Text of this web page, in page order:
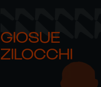
GIOSUE
ZILOCCHI